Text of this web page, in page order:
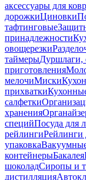
аксессуары для
дорожкиЦиновки
тафтинговые
принадлежности
овощерезки
таймерыДуршлаги,
приготовления
мелочиМиски
прихватки
салфетки
хранения
специйПосуда для
рейлингиРейлинги
упаковка
контейнерыБакалея
шоколадСиропы и
дистилляция